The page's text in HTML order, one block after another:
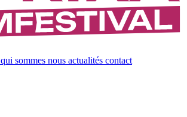
qui sommes nous actualités contact